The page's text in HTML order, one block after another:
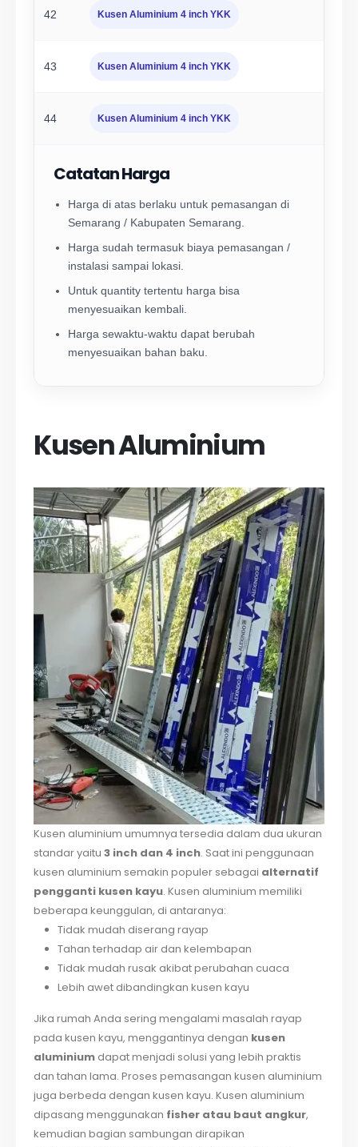
42 Kusen Aluminium 4 inch YKK
43 Kusen Aluminium 4 inch YKK
44 Kusen Aluminium 4 inch YKK
Catatan Harga
Harga di atas berlaku untuk pemasangan di
Semarang / Kabupaten Semarang.
Harga sudah termasuk biaya pemasangan /
instalasi sampai lokasi.
Untuk quantity tertentu harga bisa
menyesuaikan kembali.
Harga sewaktu-waktu dapat berubah
menyesuaikan bahan baku.
Kusen Aluminium
Kusen aluminium umumnya tersedia dalam dua ukuran
standar yaitu3 inch dan 4 inch. Saat ini penggunaan
kusen aluminium semakin populer sebagai alternatif
pengganti kusen kayu. Kusen aluminium memiliki
beberapa keunggulan, di antaranya:
Tidak mudah diserang rayap
Tahan terhadap air dan kelembapan
Tidak mudah rusak akibat perubahan cuaca
Lebih awet dibandingkan kusen kayu
Jika rumah Anda sering mengalami masalah rayap
pada kusen kayu, menggantinya dengan kusen
aluminium dapat menjadi solusi yang lebih praktis
dan tahan lama. Proses pemasangan kusen aluminium
juga berbeda dengan kusen kayu. Kusen aluminium
dipasang menggunakan fisher atau baut angkur,
kemudian bagian sambungan dirapikan